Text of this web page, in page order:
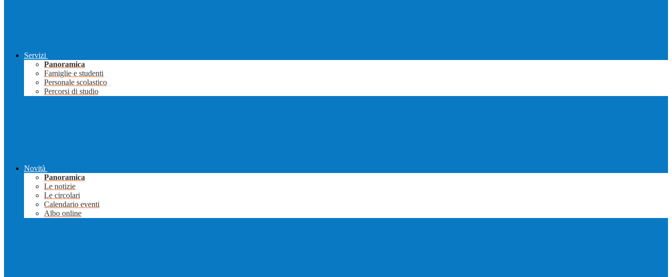
Servizi
Panoramica
Famiglie e studenti
Personale scolastico
Percorsi di studio
Novità
Panoramica
Le notizie
Le circolari
Calendario eventi
Albo online